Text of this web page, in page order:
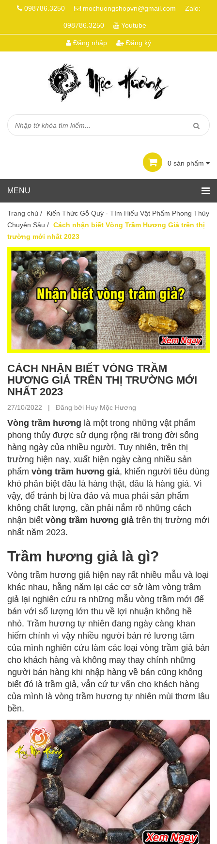
098786.3250 mochuongshopvn@gmail.com Zalo:
098786.3250 Youtube
Đăng nhập Đăng ký
0 sản phẩm
Trang chủ /
Kiến Thức Gỗ Quý - Tìm Hiểu Vật Phẩm Phong Thủy
Chuyên Sâu / Cách nhận biết Vòng Trầm Hương Giả trên thị
trường mới nhất 2023
CÁCH NHẬN BIẾT VÒNG TRẦM
HƯƠNG GIẢ TRÊN THỊ TRƯỜNG MỚI
NHẤT 2023
27/10/2022 | Đăng bởi Huy Mộc Hương
Vòng trầm hương là một trong những vật phẩm
phong thủy được sử dụng rộng rãi trong đời sống
hàng ngày của nhiều người. Tuy nhiên, trên thị
trường hiện nay, xuất hiện ngày càng nhiều sản
phẩm vòng trầm hương giả, khiến người tiêu dùng
khó phân biệt đâu là hàng thật, đâu là hàng giả. Vì
vậy, để tránh bị lừa đảo và mua phải sản phẩm
không chất lượng, cần phải nắm rõ những cách
nhận biết vòng trầm hương giả trên thị trường mới
nhất năm 2023.
Trầm hương giả là gì?
Vòng trầm hương giả hiện nay rất nhiều mẫu và loại
khác nhau, hằng năm lại các cơ sở làm vòng trầm
giả lại nghiên cứu ra những mẫu vòng trầm mới để
bán với số lượng lớn thu về lợi nhuận không hề
nhỏ. Trầm hương tự nhiên đang ngày càng khan
hiếm chính vì vậy nhiều người bán rẻ lương tâm
của mình nghiên cứu làm các loại vòng trầm giả bán
cho khách hàng và không may thay chính những
người bán hàng khi nhập hàng về bán cũng không
biết đó là trầm giả, vẫn cứ tư vấn cho khách hàng
của mình là vòng trầm hương tự nhiên mùi thơm lâu
bền.